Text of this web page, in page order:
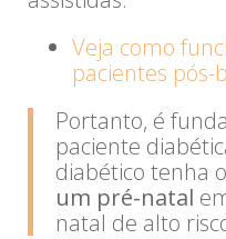
Veja como
pacientes pós-
Portanto, é
paciente
diabético tenha
um pré-natal
natal de alto